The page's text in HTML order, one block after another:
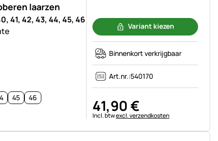
laarzen
41, 42, 43, 44, 45, 46
45 46
Variant kiezen
Binnenkort verkrijgbaar
Art.nr.:540170
41,90€
Belastinginformatie:
Incl. btwexcl. verzendkosten